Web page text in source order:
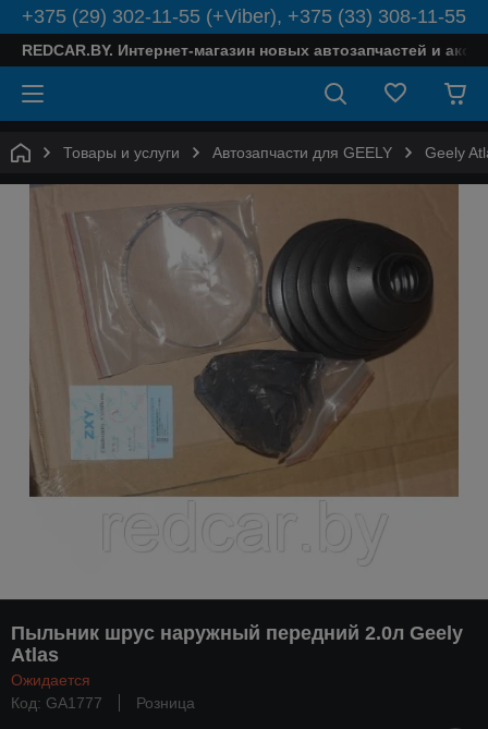
+375 (29) 302-11-55 (+Viber), +375 (33) 308-11-55
REDCAR.BY. Интернет-магазин новых автозапчастей и
Товары и услуги Автозапчасти для GEELY Geely
Пыльник шрус наружный передний 2.0л Geely
Atlas
Ожидается
Код: GA1777
Розница